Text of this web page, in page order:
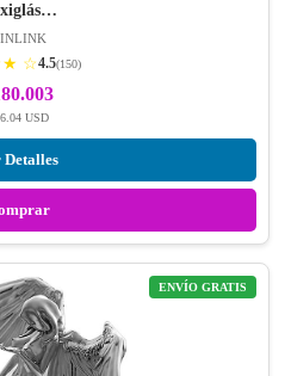
☆4.5(150)
USD
Detalles
ENVÍO GRATIS